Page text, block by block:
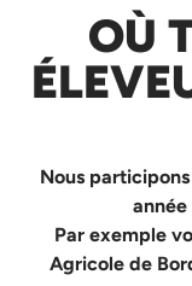
OÙ
Nous
Par exemple
Agricole de